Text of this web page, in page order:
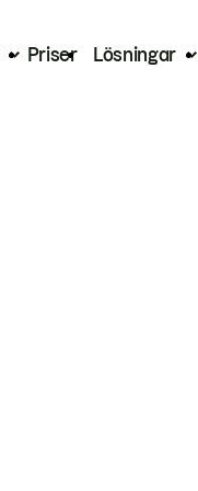
Priser Lösningar